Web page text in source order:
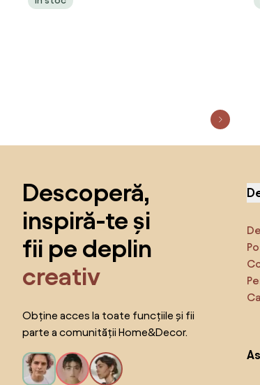
Descoperă,
inspiră-te și
fii pe deplin
creativ
Obține acces la toate funcțiile și fii
parte a comunității Home&Decor.